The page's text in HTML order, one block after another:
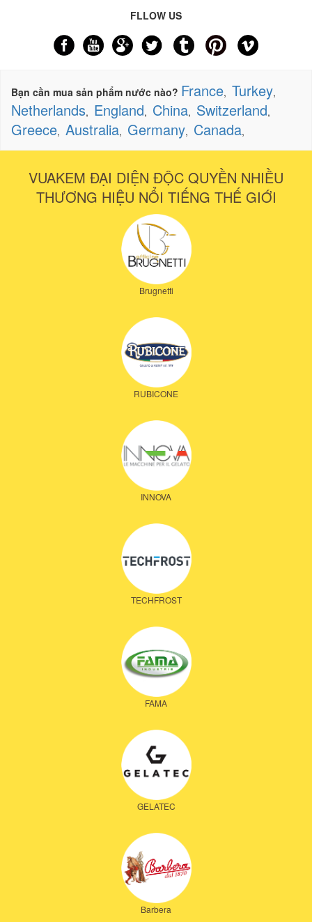
FLLOW US
Bạn cần mua sản phẩm nước nào? France, Turkey,
Netherlands, England, China, Switzerland,
Greece, Australia, Germany, Canada,
VUAKEM ĐẠI DIỆN ĐỘC QUYỀN NHIỀU
THƯƠNG HIỆU NỔI TIẾNG THẾ GIỚI
Brugnetti
RUBICONE
INNOVA
TECHFROST
FAMA
GELATEC
Barbera